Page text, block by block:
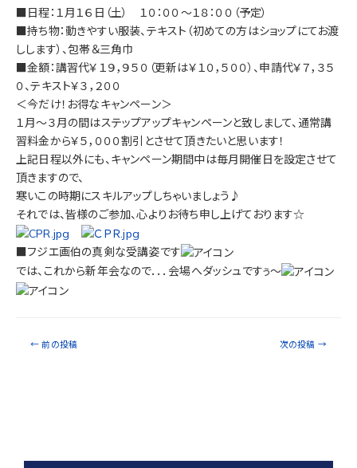
■日程：１月１６日（土） １０：００～１８：００（予定）
■持ち物：動きやすい服装、テキスト（初めての方はショップにてお渡
しします）、包帯＆三角巾
■金額：講習代￥１９，９５０（更新は￥１０，５００）、申請代￥７，３５
０、テキスト￥３，２００
＜今だけ！お得なキャンペーン＞
１月～３月の間はステップアップキャンペーンと致しまして、通常講
習料金から￥５，０００割引とさせて頂きたいと思います！
上記日程以外にも、キャンペーン期間中は毎月開催日を設定させて
頂きますので、
寒いこの時期にスキルアップしちゃいましょう♪
それでは、皆様のご参加、心よりお待ち申し上げております☆
■フジエ画伯の真剣な受講姿です
では、これから新年会なので．．．会場へダッシュですぅ～
← 前の投稿 次の投稿 →